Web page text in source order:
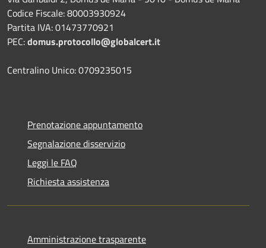
Codice Fiscale: 80003930924
Partita IVA: 01473770921
PEC:domus.protocollo@globalcert.it
Centralino Unico: 0709235015
Prenotazione appuntamento
Segnalazione disservizio
Leggi le FAQ
Richiesta assistenza
Amministrazione trasparente